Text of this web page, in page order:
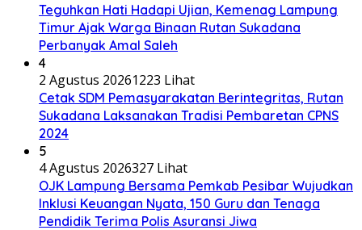
Teguhkan Hati Hadapi Ujian, Kemenag Lampung
Timur Ajak Warga Binaan Rutan Sukadana
Perbanyak Amal Saleh
4
2 Agustus 20261223 Lihat
Cetak SDM Pemasyarakatan Berintegritas, Rutan
Sukadana Laksanakan Tradisi Pembaretan CPNS
2024
5
4 Agustus 2026327 Lihat
OJK Lampung Bersama Pemkab Pesibar Wujudkan
Inklusi Keuangan Nyata, 150 Guru dan Tenaga
Pendidik Terima Polis Asuransi Jiwa